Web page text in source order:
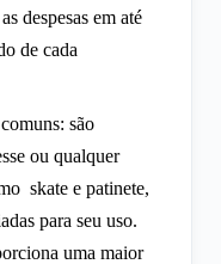
despesas em até
de cada
são
ou qualquer
skate e patinete,
para seu uso.
uma maior